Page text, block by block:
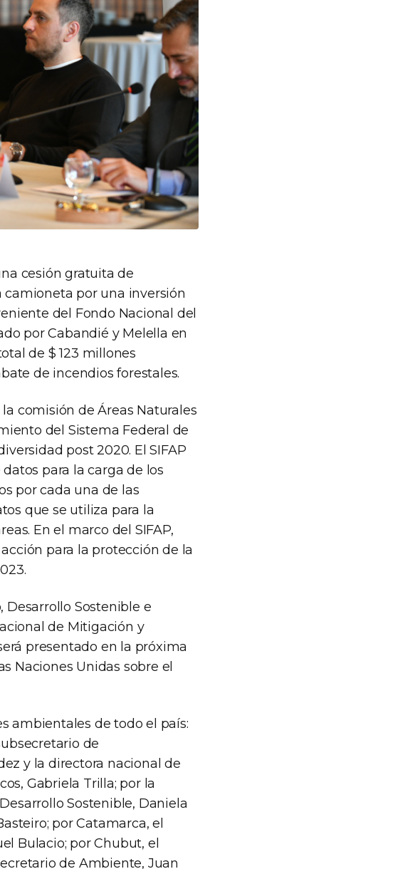
cesión gratuita de
por una inversión
del Fondo Nacional del
por Cabandié y Melella en
de $ 123 millones
de incendios forestales.
comisión de Áreas Naturales
del Sistema Federal de
post 2020. El SIFAP
para la carga de los
por cada una de las
que se utiliza para la
En el marco del SIFAP,
para la protección de la
Sostenible e
de Mitigación y
presentado en la próxima
Naciones Unidas sobre el
ambientales de todo el país:
de
y la directora nacional de
Gabriela Trilla; por la
Sostenible, Daniela
por Catamarca, el
Bulacio; por Chubut, el
de Ambiente, Juan